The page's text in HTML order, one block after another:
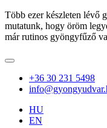
Több ezer készleten lévő
mutatunk, hogy öröm
már rutinos gyöngyfűző
+36 30 231 5498
HU
EN